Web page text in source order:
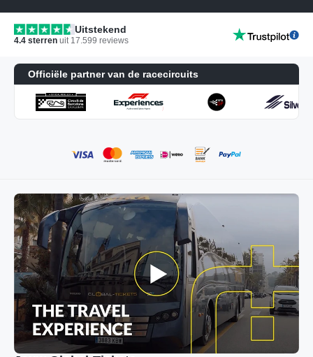
Uitstekend
4.4 sterren uit 17.599 reviews
Officiële partner van de racecircuits